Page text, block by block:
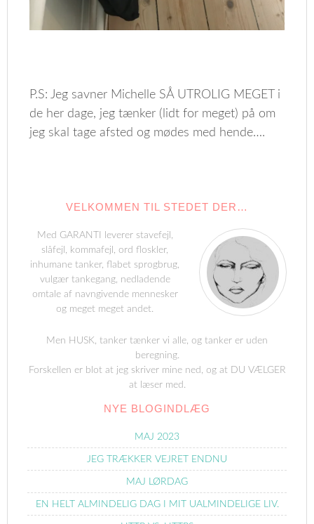
P.S: Jeg savner Michelle SÅ UTROLIG MEGET i
de her dage, jeg tænker (lidt for meget) på om
jeg skal tage afsted og mødes med hende….
VELKOMMEN TIL STEDET DER…
Med GARANTI leverer stavefejl,
slåfejl, kommafejl, ord floskler,
inhumane tanker, flabet sprogbrug,
vulgær tankegang, nedladende
omtale af navngivende mennesker
og meget meget andet.
Men HUSK, tanker tænker vi alle, og tanker er uden
beregning.
Forskellen er blot at jeg skriver mine ned, og at DU VÆLGER
at læser med.
NYE BLOGINDLÆG
MAJ 2023
JEG TRÆKKER VEJRET ENDNU
MAJ LØRDAG
EN HELT ALMINDELIG DAG I MIT UALMINDELIGE LIV.